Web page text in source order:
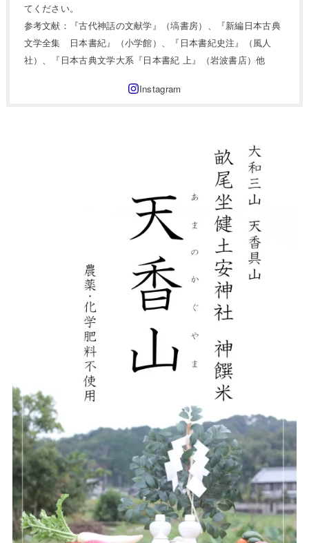
てください。
参考文献：『古代神話の文献学』（塙書房）、『新編日本古典
文学全集 日本書紀』（小学館）、『日本書紀史注』（風人
社）、『日本古典文学大系『日本書紀 上』（岩波書店）他